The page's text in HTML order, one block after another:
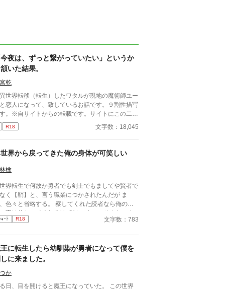
今夜は、ずっと繋がっていたい」というか
いた結果。
乾
世界転移（転生）したワタルが現地の魔術師ユー
恋人になって、致しているお話です。９割性描写
。※自サイトからの転載です。サイトにこの二人
き合うまでが置いてありますが、こちら単独でご
けます。
R18 文字数：18,045
界から戻ってきた俺の身体が可笑しい
檎
界転生で何故か勇者でも剣士でもましてや賢者で
く【鞘】と、言う職業につかされたんだが ま
々と省略する。 察してくれた読者なら俺の職
事は分かってくれるはずだ。 まぁ、そんなこん
世界が平和になったから異世界から現代に戻って
ｮｰﾄ R18 文字数：783
に転生したら幼馴染が勇者になって僕を
に来ました。
か
日、目を開けると魔王になっていた。 この世界